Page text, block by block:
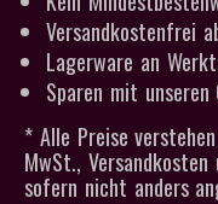
Versandkostenfrei
Lagerware an
Sparen mit unseren
* Alle Preise
MwSt.,
sofern nicht anders